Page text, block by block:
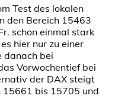
Test des lokalen
den Bereich 15463
schon einmal stark
hier nur zu einer
danach bei
Vorwochentief bei
der DAX steigt
bis 15705 und